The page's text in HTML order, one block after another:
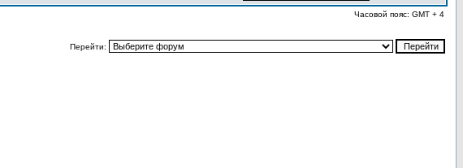
Часовой пояс: GMT + 4
Перейти: